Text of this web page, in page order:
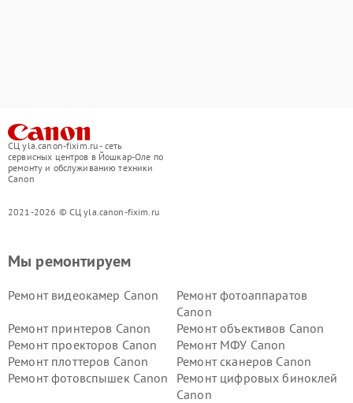
СЦ yla.canon-fixim.ru - сеть
сервисных центров в Йошкар-Оле по
ремонту и обслуживанию техники
Canon
2021-2026 © СЦ yla.canon-fixim.ru
Мы ремонтируем
Ремонт видеокамер Canon
Ремонт фотоаппаратов
Canon
Ремонт принтеров Canon
Ремонт объективов Canon
Ремонт проекторов Canon
Ремонт МФУ Canon
Ремонт плоттеров Canon
Ремонт сканеров Canon
Ремонт фотовспышек Canon
Ремонт цифровых биноклей
Canon